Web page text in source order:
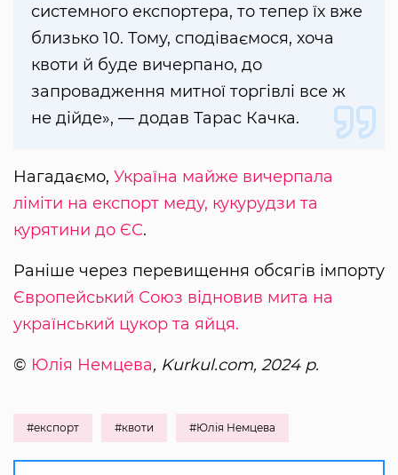
системного експортера, то тепер їх вже
близько 10. Тому, сподіваємося, хоча
квоти й буде вичерпано, до
запровадження митної торгівлі все ж
не дійде», — додав Тарас Качка.
Нагадаємо, Україна майже вичерпала
ліміти на експорт меду, кукурудзи та
курятини до ЄС.
Раніше через перевищення обсягів імпорту
Європейський Союз відновив мита на
український цукор та яйця.
© Юлія Немцева, Kurkul.com, 2024 р.
#експорт #квоти #Юлія Немцева